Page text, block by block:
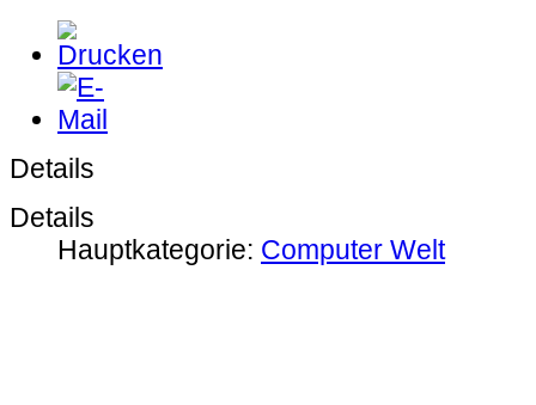
Details
Details
Hauptkategorie: Computer Welt